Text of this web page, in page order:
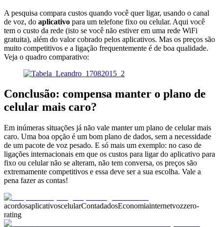
A pesquisa compara custos quando você quer ligar, usando o canal
de voz, do aplicativo para um telefone fixo ou celular. Aqui você
tem o custo da rede (isto se você não estiver em uma rede WiFi
gratuita), além do valor cobrado pelos aplicativos. Mas os preços são
muito competitivos e a ligação frequentemente é de boa qualidade.
Veja o quadro comparativo:
Conclusão: compensa manter o plano de
celular mais caro?
Em inúmeras situações já não vale manter um plano de celular mais
caro. Uma boa opção é um bom plano de dados, sem a necessidade
de um pacote de voz pesado. E só mais um exemplo: no caso de
ligações internacionais em que os custos para ligar do aplicativo para
fixo ou celular não se alteram, não tem conversa, os preços são
extremamente competitivos e essa deve ser a sua escolha. Vale a
pena fazer as contas!
acordosaplicativoscelularContadadosEconomiainternetvozzero-
rating